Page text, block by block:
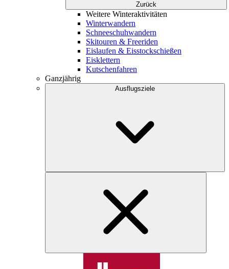
Zurück
Weitere Winteraktivitäten
Winterwandern
Schneeschuhwandern
Skitouren & Freeriden
Eislaufen & Eisstockschießen
Eisklettern
Kutschenfahren
Ganzjährig
Ausflugsziele